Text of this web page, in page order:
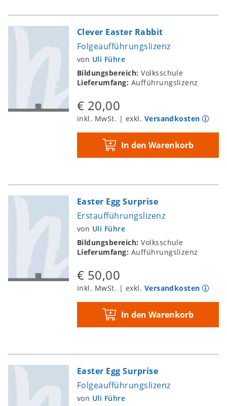
Clever Easter Rabbit
Folgeaufführungslizenz
von Uli Führe
Bildungsbereich:Volksschule
Lieferumfang: Aufführungslizenz
€ 20,00
inkl. MwSt. | exkl. Versandkosten
In den Warenkorb
Easter Egg Surprise
Erstaufführungslizenz
von Uli Führe
Bildungsbereich:Volksschule
Lieferumfang: Aufführungslizenz
€ 50,00
inkl. MwSt. | exkl. Versandkosten
In den Warenkorb
Easter Egg Surprise
Folgeaufführungslizenz
von Uli Führe